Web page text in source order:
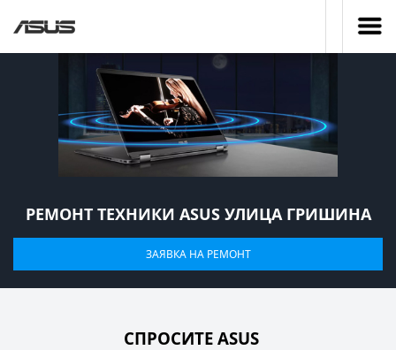
РЕМОНТ ТЕХНИКИ ASUS УЛИЦА ГРИШИНА
ЗАЯВКА НА РЕМОНТ
СПРОСИТЕ ASUS